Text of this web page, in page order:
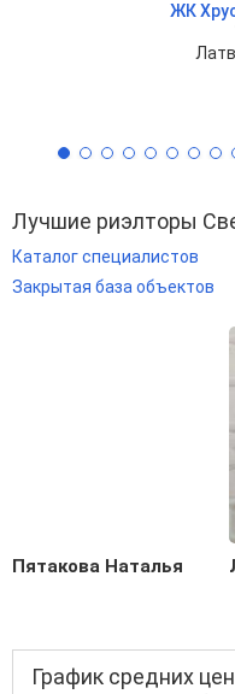
ЖК
Лучшие риэлторы
Каталог специалистов
Закрытая база объектов
Пятакова Наталья
График средних